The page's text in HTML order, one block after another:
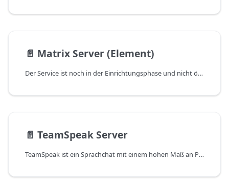
📄️ Matrix Server (Element)
Der Service ist noch in der Einrichtungsphase und nicht öffentlich verfügbar.
📄️ TeamSpeak Server
TeamSpeak ist ein Sprachchat mit einem hohen Maß an Privatsphäre.